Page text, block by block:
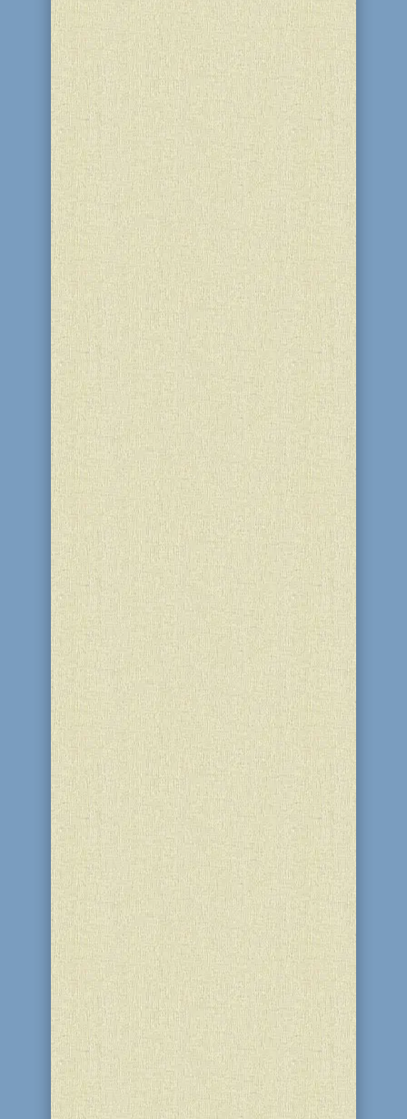
событию, в них приняли участие и
участницы...
15 декабря 2016 года в УВК "Ор -
Авнер" состоялась встреча с
куратором проекта «Даркейну» Диной
Волковой. В рамках встречи были
проведено открытое занятие по
традициям еврейского народа на тему:
«Ханука», круглый стол, презентация
детского сада, а также
индивидуальные...
19 кислева евреи во всем мире
отмечают день освобождения из-под
ареста Алтер Ребе, рабби Шнеура-
Залмана из Ляд. Этот день – Новый год
Хасидизма, традиционно один из
самых значимых праздников для
еврейской общины каждого города. В
еврейской общине Каменского в этот...